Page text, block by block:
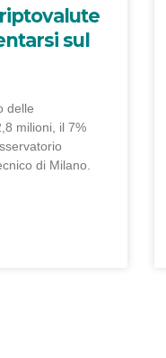
sul
delle
milioni, il 7%
di Milano.